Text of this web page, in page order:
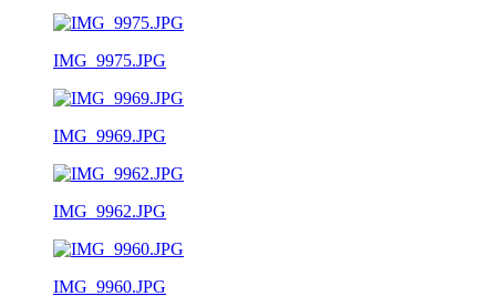
IMG_9975.JPG
IMG_9969.JPG
IMG_9962.JPG
IMG_9960.JPG